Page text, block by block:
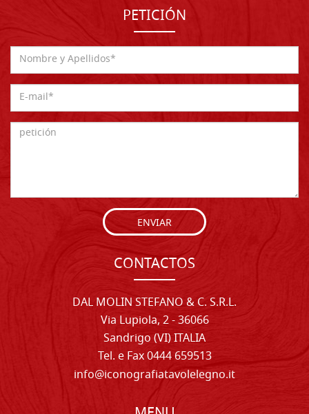
PETICIÓN
ENVIAR
CONTACTOS
DAL MOLIN STEFANO & C. S.R.L.
Via Lupiola, 2 - 36066
Sandrigo (VI) ITALIA
Tel. e Fax 0444 659513
info@iconografiatavolelegno.it